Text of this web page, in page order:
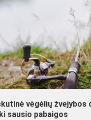
vėgėlių žvejybos
sausio pabaigos